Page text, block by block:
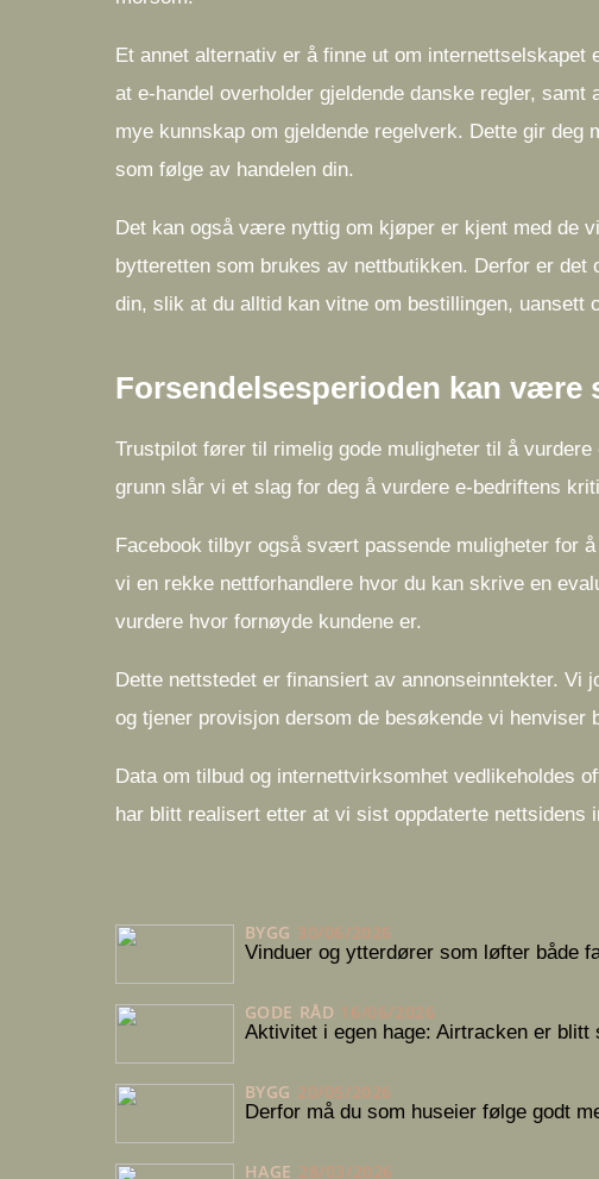
Et annet alternativ er å finne ut om
at e-handel overholder gjeldende danske regler,
mye kunnskap om gjeldende regelverk. Dette gir
som følge av handelen din.
Det kan også være nyttig om kjøper er kjent med de
bytteretten som brukes av nettbutikken. Derfor er
din, slik at du alltid kan vitne om bestillingen, uansett
Forsendelsesperioden kan være
Trustpilot fører til rimelig gode muligheter til å
grunn slår vi et slag for deg å vurdere e-bedriftens
Facebook tilbyr også svært passende muligheter for
vi en rekke nettforhandlere hvor du kan skrive en
vurdere hvor fornøyde kundene er.
Dette nettstedet er finansiert av annonseinntekter. Vi
og tjener provisjon dersom de besøkende vi henviser
Data om tilbud og internettvirksomhet vedlikeholdes
har blitt realisert etter at vi sist oppdaterte nettsidens
BYGG 30/06/2026
Vinduer og ytterdører som løfter både
GODE RÅD 16/06/2026
Aktivitet i egen hage: Airtracken er
BYGG 20/05/2026
Derfor må du som huseier følge godt
HAGE 28/03/2026